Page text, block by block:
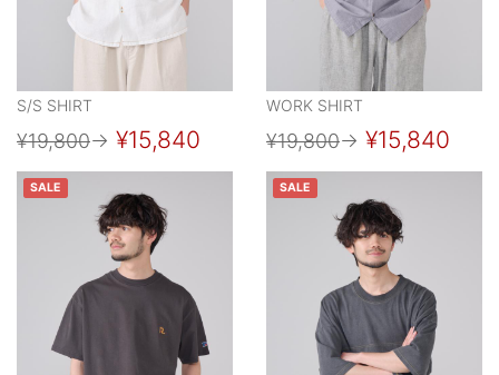
S/S SHIRT
¥19,800→ ¥15,840
WORK SHIRT
¥19,800→ ¥15,840
SALE SALE